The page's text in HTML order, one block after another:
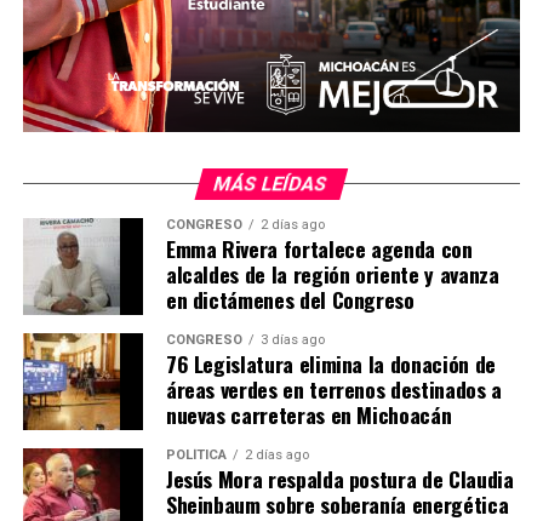
Inician asambleas
informativas para la beca
En "Michoacán"
Max Tenorio se reúne con
dirigente nacional de Morena
territorial en el Oriente
10 julio, 2026
En "Política"
La SEE invita a inscribirse en
las Becas Universales Rita
Cetina a partir del 11 de
noviembre
5 noviembre, 2024
En "Michoacán"
MÁS LEÍDAS
CONGRESO 2 días ago
Emma Rivera fortalece agenda con
alcaldes de la región oriente y avanza
en dictámenes del Congreso
CONGRESO 3 días ago
76 Legislatura elimina la donación de
áreas verdes en terrenos destinados a
nuevas carreteras en Michoacán
POLÍTICA 2 días ago
Jesús Mora respalda postura de Claudia
Sheinbaum sobre soberanía energética